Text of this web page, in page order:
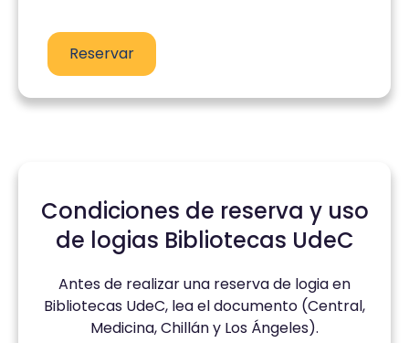
Reservar
Condiciones de reserva y uso
de logias Bibliotecas UdeC
Antes de realizar una reserva de logia en
Bibliotecas UdeC, lea el documento (Central,
Medicina, Chillán y Los Ángeles).